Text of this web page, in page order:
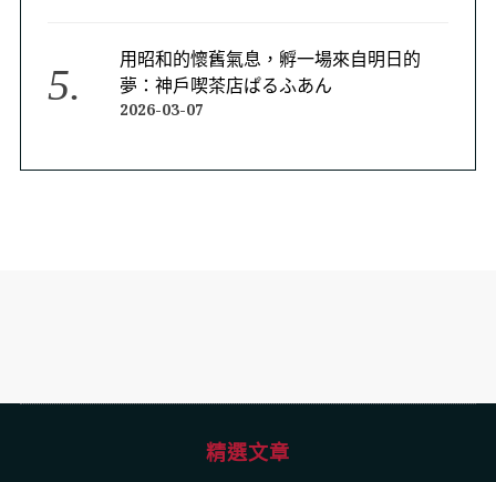
用昭和的懷舊氣息，孵一場來自明日的
夢：神戶喫茶店ぱるふあん
2026-03-07
精選文章